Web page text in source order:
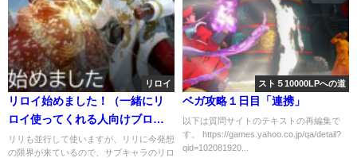
リロイ
リロイ始めました！（一緒にリ
ロイ使ってくれる人向けブロ
グ）
リリも並行して使いますが、リリに今発想
の限界が来ているので、サブキャラのリロ
スト５10000LPへの道
ベガ攻略１日目「連携」
以下は質問サイトのテキストの再編集で
す。 https://games.yahoo.co.jp/qa/detail?
qid=102081920...